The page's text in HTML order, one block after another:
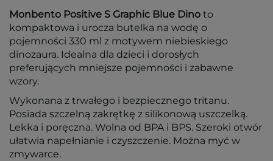
Monbento Positive S Graphic Blue Dino to
kompaktowa i urocza butelka na wodę o
pojemności 330 ml z motywem niebieskiego
dinozaura. Idealna dla dzieci i dorosłych
preferujących mniejsze pojemności i zabawne
wzory.
Wykonana z trwałego i bezpiecznego tritanu.
Posiada szczelną zakrętkę z silikonową uszczelką.
Lekka i poręczna. Wolna od BPA i BPS. Szeroki otwór
ułatwia napełnianie i czyszczenie. Można myć w
zmywarce.